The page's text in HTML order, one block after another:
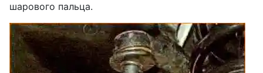
шарового пальца.